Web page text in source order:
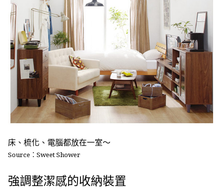
床、梳化、電腦都放在一室～
Source：Sweet Shower
強調整潔感的收納裝置